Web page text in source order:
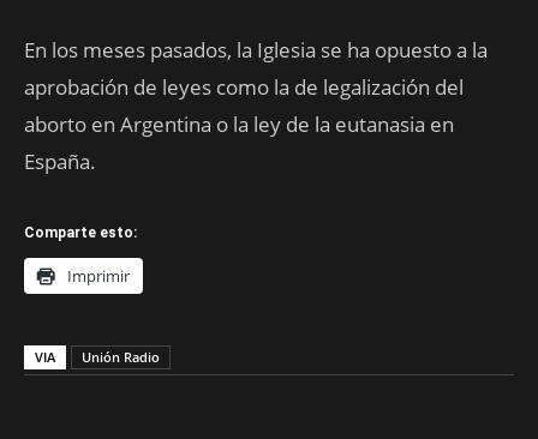
En los meses pasados, la Iglesia se ha opuesto a la
aprobación de leyes como la de legalización del
aborto en Argentina o la ley de la eutanasia en
España.
Comparte esto:
Imprimir
VIA Unión Radio